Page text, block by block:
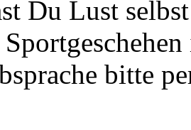
Du Lust
bitte